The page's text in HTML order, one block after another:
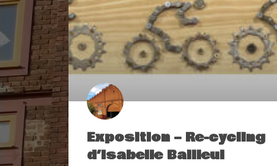
Exposition – Re-cycling
d’Isabelle Bailleul